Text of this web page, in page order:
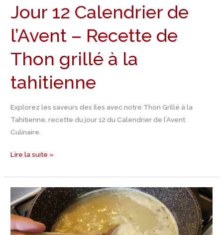
Jour 12 Calendrier de
l’Avent – Recette de
Thon grillé à la
tahitienne
Explorez les saveurs des îles avec notre Thon Grillé à la
Tahitienne, recette du jour 12 du Calendrier de l’Avent
Culinaire.
grillé
la
tahitienne
Lire la suite »
11
Calendrier
de